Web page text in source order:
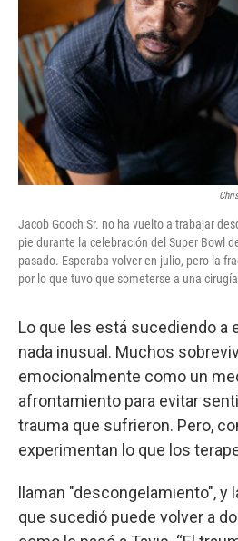
Jacob Gooch Sr. no ha vuelto a trabajar
pie durante la celebración del Super Bowl
pasado. Esperaba volver en julio, pero la
por lo que tuvo que someterse a una
Lo que les está sucediendo a
nada inusual. Muchos
emocionalmente como un
afrontamiento para evitar
trauma que sufrieron. Pero,
experimentan lo que los
llaman "descongelamiento", y
que sucedió puede volver a